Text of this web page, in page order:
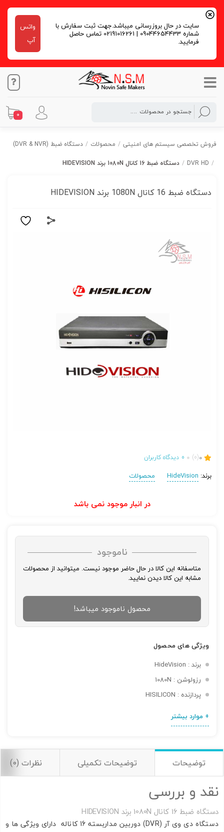
سایت در حال بروزرسانی میباشد.جهت ثبت سفارش با
شماره 09044654433 | 02191016261 تماس حاصل
فرمایید.
واتس
آپ
0
فروش تخصصی سیستم های امنیتی / محصولات / دستگاه ضبط (DVR & NVR)
/
DVR HD
/ دستگاه ضبط 16 کانال 1080N برند HIDEVISION
دستگاه ضبط 16 کانال 1080N برند HIDEVISION
0
(0)
0 دیدگاه کاربران
برند: HideVision محصولات
در انبار موجود نمی باشد
ناموجود
متاسفانه این کالا در حال حاضر موجود نیست. میتوانید از محصولات
مشابه این کالا دیدن نمایید.
محصول ناموجود میباشد!
ویژگی های محصول
برند : HideVision
رزولوشن : 1080N
پردازنده : HISILICON
+ موارد بیشتر
توضیحات توضیحات تکمیلی نظرات (0)
نقد و بررسی
دستگاه ضبط 16 کانال 1080N برند HIDEVISION
دستگاه دی وی آر (DVR) دوربین مداربسته 16 کاناله دارای ویژگی ها و
ارسال به ایمیل
به من از طریق پیامک اطلاع بده
تصاویر رسمی